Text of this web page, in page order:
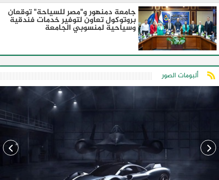
جامعة دمنهور و"مصر للسياحة" توقعان
بروتوكول تعاون لتوفير خدمات فندقية
وسياحية لمنسوبي الجامعة
ألبومات الصور